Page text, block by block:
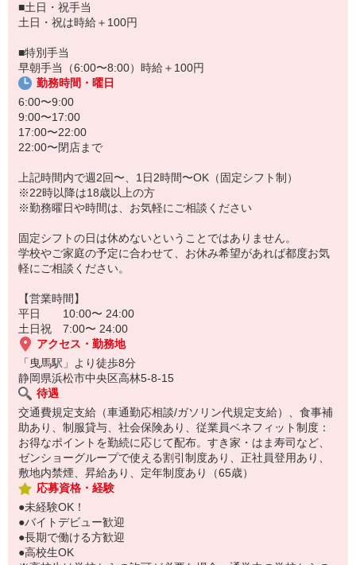
■土日・祝手当
土日・祝は時給＋100円
■特別手当
早朝手当（6:00〜8:00）時給＋100円
勤務時間・曜日
6:00〜9:00
9:00〜17:00
17:00〜22:00
22:00〜閉店まで
上記時間内で週2回〜、1日2時間〜OK（固定シフト制）
※22時以降は18歳以上の方
※勤務曜日や時間は、お気軽にご相談ください
固定シフトの日は休めないということではありません。
学校やご家庭の予定に合わせて、お休み希望があれば都度お気
軽にご相談ください。
【営業時間】
平日 10:00〜 24:00
土日祝 7:00〜 24:00
アクセス・勤務地
「曳馬駅」より徒歩8分
静岡県浜松市中央区高林5-8-15
待遇
交通費規定支給（車通勤応相談/ガソリン代規定支給）、食事補
助あり、制服貸与、社会保険あり、従業員ベネフィット制度：
お得なポイントを勤続に応じて配布。すき家・はま寿司など、
ゼンショーグループで使える割引制度あり、正社員登用あり、
敷地内禁煙、昇給あり、定年制度あり（65歳）
応募資格・経験
●未経験OK！
●バイトデビュー歓迎
●長期で働ける方歓迎
●高校生OK